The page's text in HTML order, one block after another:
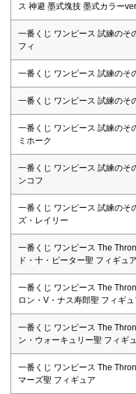
ス 神避 墨式塊技 墨式カラー
一番くじ ワンピース 試練のそ
フィ
一番くじ ワンピース 試練のそ
一番くじ ワンピース 試練のそ
一番くじ ワンピース 試練のそ
ミホーク
一番くじ ワンピース 試練のそ
ンコフ
一番くじ ワンピース 試練のそ
ズ・レイリー
一番くじ ワンピース The
ド・十・ピーター聖 フィギュア
一番くじ ワンピース The
ロン・V・ナス寿郎聖 フィギュ
一番くじ ワンピース The
ン・ウォーキュリー聖 フィギ
一番くじ ワンピース The
マーズ聖 フィギュア